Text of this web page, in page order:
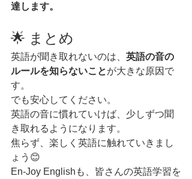
達します。
🌟 まとめ
英語が聞き取れないのは、 英語の音の
ルールを知らないことが大きな原因で
す。
でも安心してください。
英語の音に慣れていけば、少しずつ聞
き取れるようになります。
焦らず、楽しく英語に触れていきまし
ょう😊
En-Joy Englishも、皆さんの英語学習を